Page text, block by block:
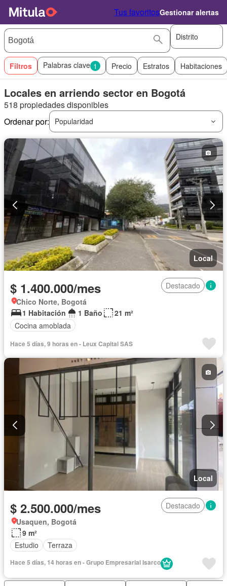
Tus favoritosGestionar alertas
Distrito
Filtros Palabras clave 1 Precio Estratos Habitaciones
Locales en arriendo sector en Bogotá
518 propiedades disponibles
Ordenar por:
Popularidad
Local
$ 1.400.000/mes
Destacado
Chico Norte, Bogotá
1 Habitación
1 Baño
21 m²
Cocina amoblada
Hace 5 días, 9 horas en - Leux Capital SAS
Local
$ 2.500.000/mes
Destacado
Usaquen, Bogotá
9 m²
Estudio
Terraza
Hace 5 días, 14 horas en - Grupo Empresarial Isarco